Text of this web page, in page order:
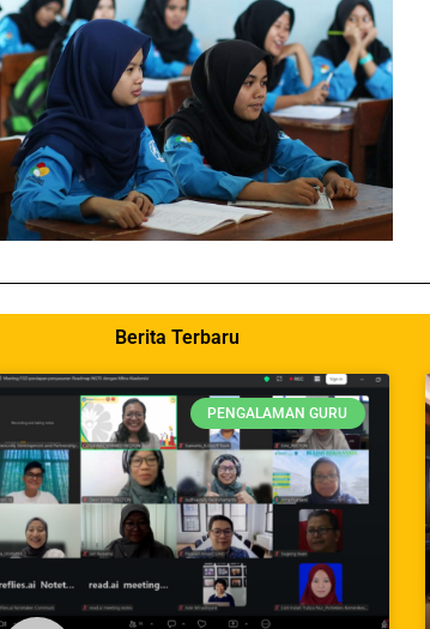
Berita Terbaru
PENGALAMAN GURU